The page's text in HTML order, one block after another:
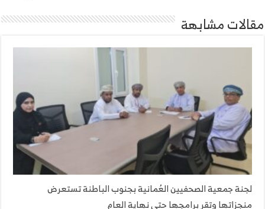
مقالات مشابهة
لجنة جمعية الصحفيين العُمانية بجنوب الباطنة تستعرض
منجزاتها وتقر برامجها حتى نهاية العام